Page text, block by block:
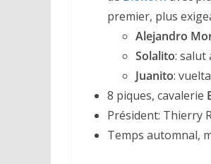
premier, plus
Alejandro
Solalito: salut
Juanito:
8 piques, cavalerie
Président: Thierry
Temps automnal,